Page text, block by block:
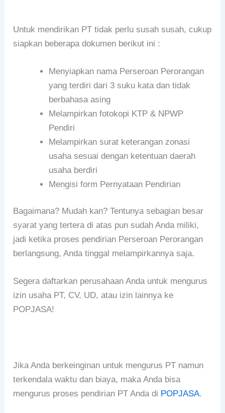
Untuk mendirikan PT tidak perlu susah susah, cukup
siapkan beberapa dokumen berikut ini :
Menyiapkan nama Perseroan Perorangan
yang terdiri dari 3 suku kata dan tidak
berbahasa asing
Melampirkan fotokopi KTP & NPWP
Pendiri
Melampirkan surat keterangan zonasi
usaha sesuai dengan ketentuan daerah
usaha berdiri
Mengisi form Pernyataan Pendirian
Bagaimana? Mudah kan? Tentunya sebagian besar
syarat yang tertera di atas pun sudah Anda miliki,
jadi ketika proses pendirian Perseroan Perorangan
berlangsung, Anda tinggal melampirkannya saja.
Segera daftarkan perusahaan Anda untuk mengurus
izin usaha PT, CV, UD, atau izin lainnya ke
POPJASA!
Jika Anda berkeinginan untuk mengurus PT namun
terkendala waktu dan biaya, maka Anda bisa
mengurus proses pendirian PT Anda di POPJASA.